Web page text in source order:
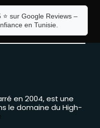
⭐ sur Google Reviews –
en Tunisie.
en 2004, est une
le domaine du High-